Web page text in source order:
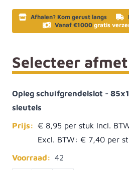
Afhalen? Kom gerust langs
Vanaf €1000 gratis
Selecteer
Opleg schuifgrendelslot -
sleutels
Prijs: € 8,95
Excl. BTW: € 7,40
Voorraad: 42